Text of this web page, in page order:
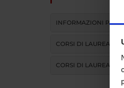
INFORMAZIONI PER
CORSI DI LAUREA
CORSI DI LAUREA